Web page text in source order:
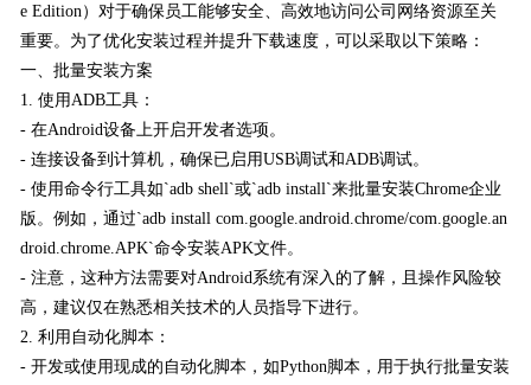
e Edition）对于确保员工能够安全、高效地访问公司网络资源至关
重要。为了优化安装过程并提升下载速度，可以采取以下策略：
一、批量安装方案
1. 使用ADB工具：
- 在Android设备上开启开发者选项。
- 连接设备到计算机，确保已启用USB调试和ADB调试。
- 使用命令行工具如`adb shell`或`adb install`来批量安装Chrome企业
版。例如，通过`adb install com.google.android.chrome/com.google.an
droid.chrome.APK`命令安装APK文件。
- 注意，这种方法需要对Android系统有深入的了解，且操作风险较
高，建议仅在熟悉相关技术的人员指导下进行。
2. 利用自动化脚本：
- 开发或使用现成的自动化脚本，如Python脚本，用于执行批量安装